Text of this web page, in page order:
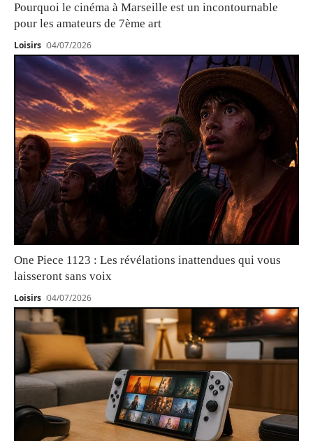
Pourquoi le cinéma à Marseille est un incontournable
pour les amateurs de 7ème art
Loisirs 04/07/2026
One Piece 1123 : Les révélations inattendues qui vous
laisseront sans voix
Loisirs 04/07/2026